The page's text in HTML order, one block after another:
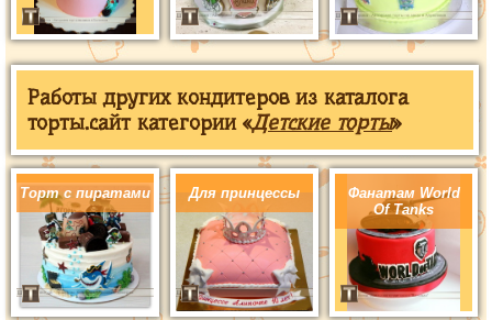
Работы других кондитеров из каталога
торты.сайт категории «Детские торты»
Торт с пиратами Для принцессы
Фанатам World
Of Tanks